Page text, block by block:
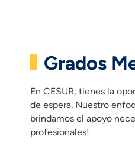
Grados
En CESUR, tienes la
de espera. Nuestro
brindamos el apoyo
profesionales!